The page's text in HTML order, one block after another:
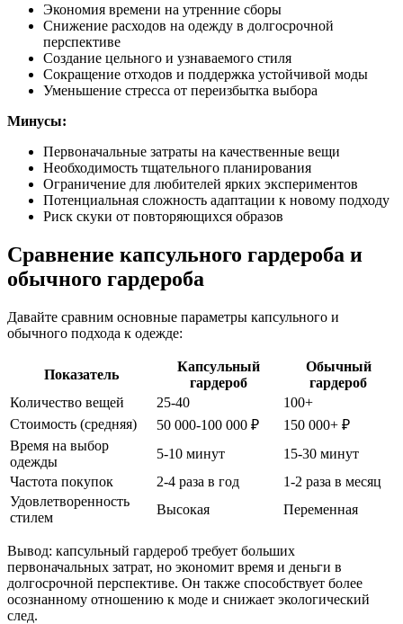
Экономия времени на утренние сборы
Снижение расходов на одежду в долгосрочной
перспективе
Создание цельного и узнаваемого стиля
Сокращение отходов и поддержка устойчивой моды
Уменьшение стресса от переизбытка выбора
Минусы:
Первоначальные затраты на качественные вещи
Необходимость тщательного планирования
Ограничение для любителей ярких экспериментов
Потенциальная сложность адаптации к новому подходу
Риск скуки от повторяющихся образов
Сравнение капсульного гардероба и
обычного гардероба
Давайте сравним основные параметры капсульного и
обычного подхода к одежде:
Показатель
Капсульный
гардероб
Обычный
гардероб
Количество вещей
25-40
100+
Стоимость (средняя)
50 000-100 000 ₽
150 000+ ₽
Время на выбор
одежды
5-10 минут
15-30 минут
Частота покупок
2-4 раза в год
1-2 раза в месяц
Удовлетворенность
стилем
Высокая Переменная
Вывод: капсульный гардероб требует больших
первоначальных затрат, но экономит время и деньги в
долгосрочной перспективе. Он также способствует более
осознанному отношению к моде и снижает экологический
след.